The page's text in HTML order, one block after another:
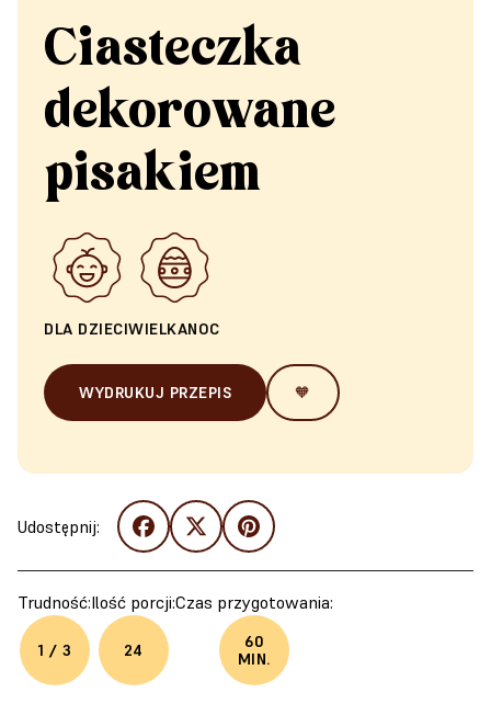
Ciasteczka
dekorowane
pisakiem
DLA DZIECIWIELKANOC
WYDRUKUJ PRZEPIS 🧡
Udostępnij:
Trudność:
1 / 3
Ilość porcji:
24
Czas przygotowania:
60
MIN.